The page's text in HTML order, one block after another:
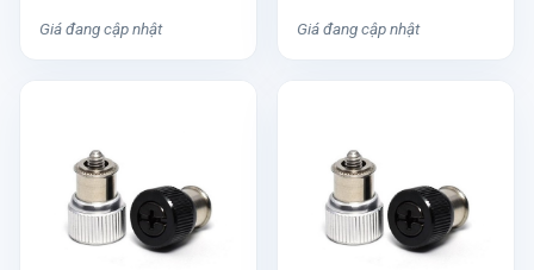
Giá đang cập nhật Giá đang cập nhật